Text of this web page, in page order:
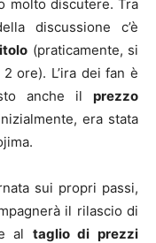
molto discutere. Tra
discussione c’è
(praticamente, si
ore). L’ira dei fan è
anche il prezzo
era stata
sui propri passi,
il rilascio di
al taglio di prezzi